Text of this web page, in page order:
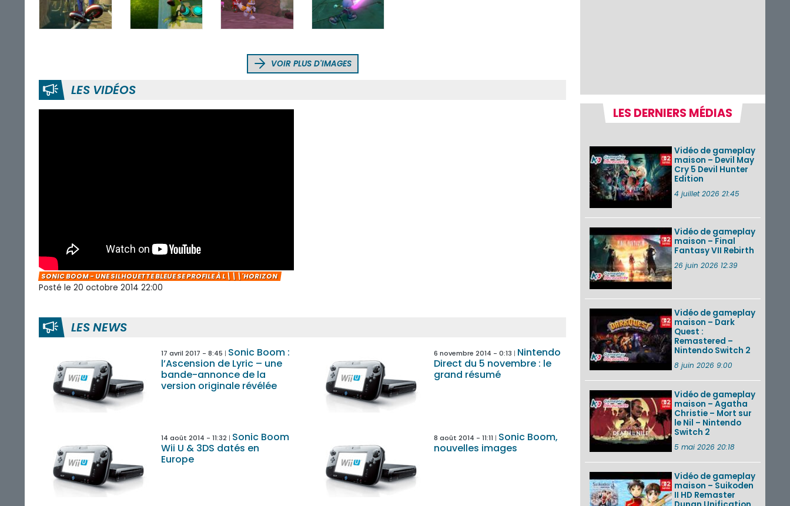
VOIR PLUS D'IMAGES
LES VIDÉOS
SONIC BOOM - UNE SILHOUETTE BLEUE SE PROFILE À L\\\'HORIZON
Posté le 20 octobre 2014 22:00
LES NEWS
17 avril 2017 - 8:45
Sonic Boom :
l’Ascension de Lyric – une
bande-annonce de la
version originale révélée
6 novembre 2014 - 0:13
Nintendo
Direct du 5 novembre : le
grand résumé
14 août 2014 - 11:32
Sonic Boom
Wii U & 3DS datés en
Europe
8 août 2014 - 11:11
Sonic Boom,
nouvelles images
des séquences de
game...
Pokémon GO : les
Un Fire Emblem :
Fortune’s Weave
Direct d’environ 20
août 2026...
Les sorties eShop de
la semaine 31 de
2026 (Xenoblade
Chronicles 2 –
VOIR PLUS DE NEWS
LES DERNIERS MÉDIAS
Vidéo de gameplay
maison – Devil May
Cry 5 Devil Hunter
Edition
4 juillet 2026 21:45
Vidéo de gameplay
maison – Final
Fantasy VII Rebirth
26 juin 2026 12:39
Vidéo de gameplay
maison – Dark
Quest :
Remastered –
Nintendo Switch 2
8 juin 2026 9:00
Vidéo de gameplay
maison – Agatha
Christie – Mort sur
le Nil – Nintendo
Switch 2
5 mai 2026 20:18
Vidéo de gameplay
maison – Suikoden
II HD Remaster